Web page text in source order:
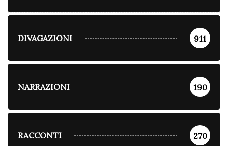
DIVAGAZIONI 911
NARRAZIONI 190
RACCONTI 270